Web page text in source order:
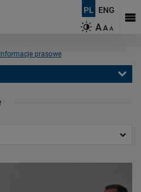
PL ENG
AAA
Informacje prasowe